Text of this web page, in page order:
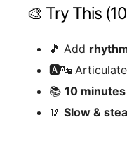
🎨 Try This
🎵 Add
🅰️🔤
📚 10
🥢 Slow &